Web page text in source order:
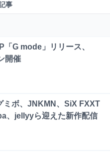
事
G mode」リリース、
開催
ミボ、JNKMN、SiX FXXT
、jellyyら迎えた新作配信